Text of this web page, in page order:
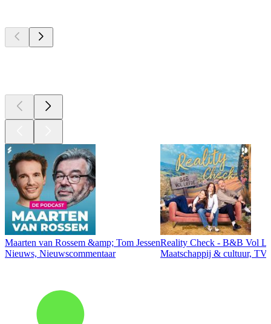
Maarten van Rossem &amp; Tom Jessen
Nieuws, Nieuwscommentaar
Reality Check - B&B Vol
Maatschappij & cultuur,